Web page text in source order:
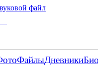
файл
ФайлыДневники